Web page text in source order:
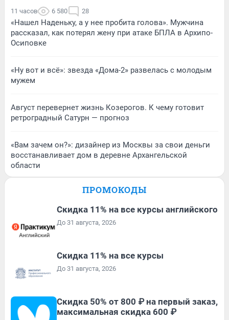
11 часов 6 580 28
«Нашел Наденьку, а у нее пробита голова». Мужчина
рассказал, как потерял жену при атаке БПЛА в Архипо-
Осиповке
«Ну вот и всё»: звезда «Дома-2» развелась с молодым
мужем
Август перевернет жизнь Козерогов. К чему готовит
ретроградный Сатурн — прогноз
«Вам зачем он?»: дизайнер из Москвы за свои деньги
восстанавливает дом в деревне Архангельской
области
ПРОМОКОДЫ
Скидка 11% на все курсы английского
До 31 августа, 2026
Скидка 11% на все курсы
До 31 августа, 2026
Скидка 50% от 800 ₽ на первый заказ,
максимальная скидка 600 ₽